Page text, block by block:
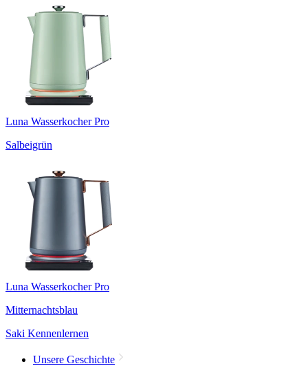
Luna Wasserkocher Pro
Salbeigrün
Luna Wasserkocher Pro
Mitternachtsblau
Saki Kennenlernen
Unsere Geschichte